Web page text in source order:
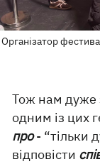
Організатор
Тож нам дуже
одним із цих
про- “тільки
відповісти